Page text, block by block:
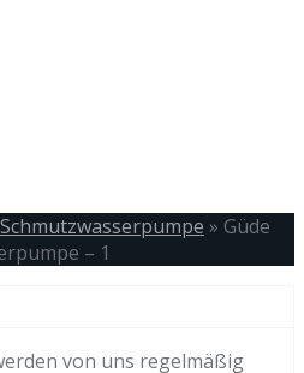
» Güde
– 1
von uns regelmäßig